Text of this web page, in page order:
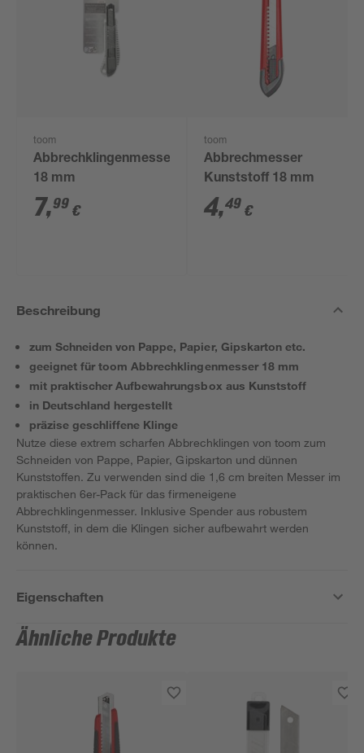
toom
Abbrechklingenmesser
18 mm
7,99 €
toom
Abbrechmesser
Kunststoff 18 mm
4,49 €
Beschreibung
zum Schneiden von Pappe, Papier, Gipskarton etc.
geeignet für toom Abbrechklingenmesser 18 mm
mit praktischer Aufbewahrungsbox aus Kunststoff
in Deutschland hergestellt
präzise geschliffene Klinge
Nutze diese extrem scharfen Abbrechklingen von toom zum
Schneiden von Pappe, Papier, Gipskarton und dünnen
Kunststoffen. Zu verwenden sind die 1,6 cm breiten Messer im
praktischen 6er-Pack für das firmeneigene
Abbrechklingenmesser. Inklusive Spender aus robustem
Kunststoff, in dem die Klingen sicher aufbewahrt werden
können.
Eigenschaften
Ähnliche Produkte